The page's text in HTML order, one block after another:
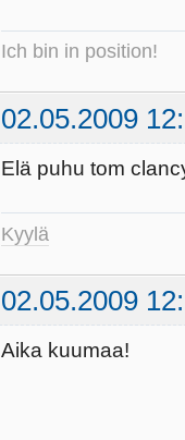
Ich bin in position!
02.05.2009
Elä puhu tom
Kyylä
02.05.2009
Aika kuumaa!